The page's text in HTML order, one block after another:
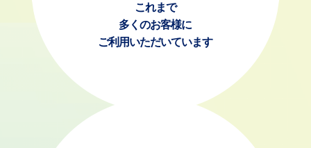
これまで
多くのお客様に
ご利用いただいています